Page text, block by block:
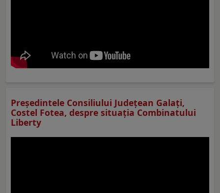
Preşedintele Consiliului Judeţean Galaţi,
Costel Fotea, despre situaţia Combinatului
Liberty